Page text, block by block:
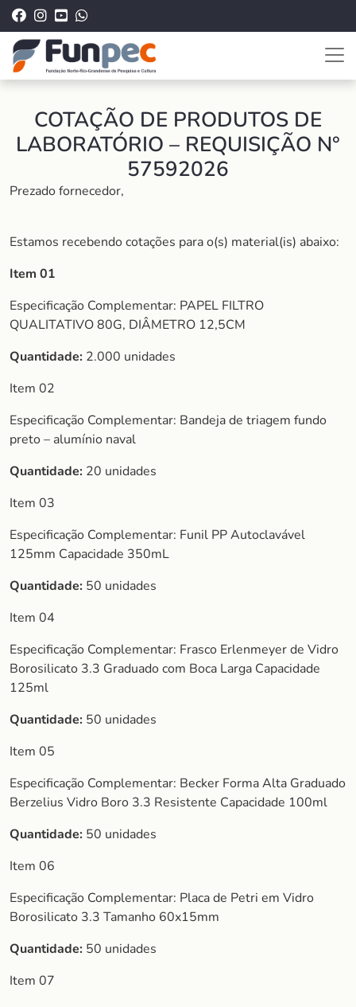
COTAÇÃO DE PRODUTOS DE
LABORATÓRIO – REQUISIÇÃO N°
57592026
Prezado fornecedor,
Estamos recebendo cotações para o(s) material(is) abaixo:
Item 01
Especificação Complementar: PAPEL FILTRO
QUALITATIVO 80G, DIÂMETRO 12,5CM
Quantidade: 2.000 unidades
Item 02
Especificação Complementar: Bandeja de triagem fundo
preto – alumínio naval
Quantidade: 20 unidades
Item 03
Especificação Complementar: Funil PP Autoclavável
125mm Capacidade 350mL
Quantidade: 50 unidades
Item 04
Especificação Complementar: Frasco Erlenmeyer de Vidro
Borosilicato 3.3 Graduado com Boca Larga Capacidade
125ml
Quantidade: 50 unidades
Item 05
Especificação Complementar: Becker Forma Alta Graduado
Berzelius Vidro Boro 3.3 Resistente Capacidade 100ml
Quantidade: 50 unidades
Item 06
Especificação Complementar: Placa de Petri em Vidro
Borosilicato 3.3 Tamanho 60x15mm
Quantidade: 50 unidades
Item 07